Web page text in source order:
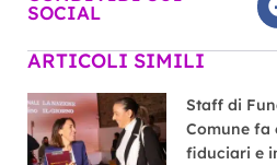
SOCIAL
ARTICOLI SIMILI
Staff di
Comune fa
fiduciari e